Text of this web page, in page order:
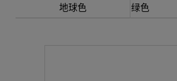
地球色
绿色